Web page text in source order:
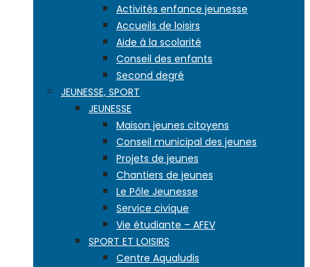
Activités enfance jeunesse
Accueils de loisirs
Aide à la scolarité
Conseil des enfants
Second degré
JEUNESSE, SPORT
JEUNESSE
Maison jeunes citoyens
Conseil municipal des jeunes
Projets de jeunes
Chantiers de jeunes
Le Pôle Jeunesse
Service civique
Vie étudiante – AFEV
SPORT ET LOISIRS
Centre Aqualudis